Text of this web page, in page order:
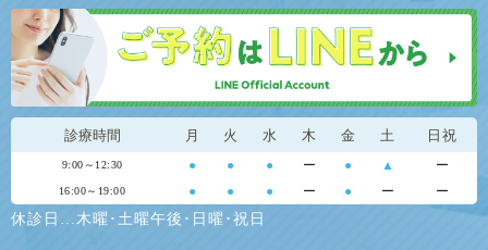
診療時間 月 火 水 木 金 土 日祝
9:00～12:30 ● ● ● ー ● ▲ ー
16:00～19:00 ● ● ● ー ● ー ー
休診日…木曜･土曜午後･日曜･祝日